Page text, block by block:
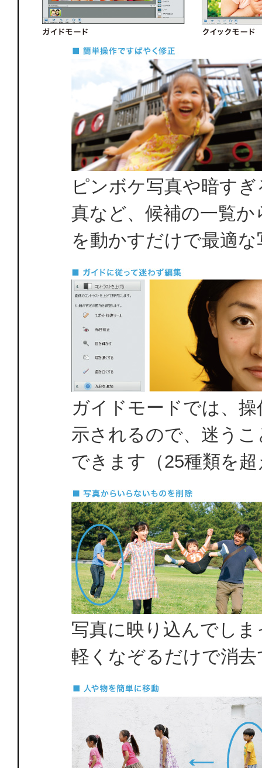
ピンボケ写真や暗す
真など、候補の一覧
を動かすだけで最適
ガイドモードでは、
示されるので、迷う
できます（25種類を
写真に映り込んでし
軽くなぞるだけで消